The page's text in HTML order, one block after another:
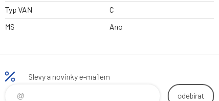
Typ VAN
C
MS
Ano
Slevy a novinky e-mailem
odebírat